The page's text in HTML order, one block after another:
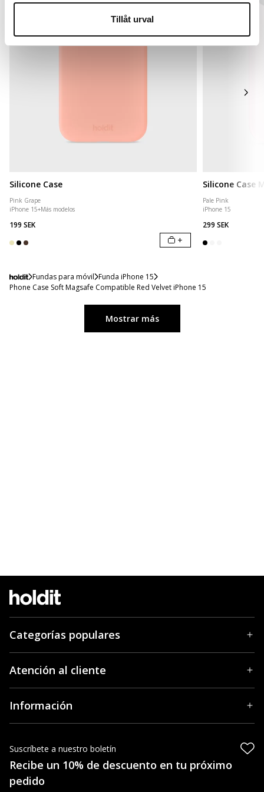
Tillåt urval
Silicone Case
Pink Grape
iPhone 15+Más modelos
199 SEK
+
Silicone Case
Pale Pink
iPhone 15
299 SEK
Fundas para móvil Funda iPhone 15
Phone Case Soft Magsafe Compatible Red Velvet iPhone 15
Mostrar más
Categorías populares
Atención al cliente
Información
Suscríbete a nuestro boletín
Recibe un 10% de descuento en tu próximo
pedido